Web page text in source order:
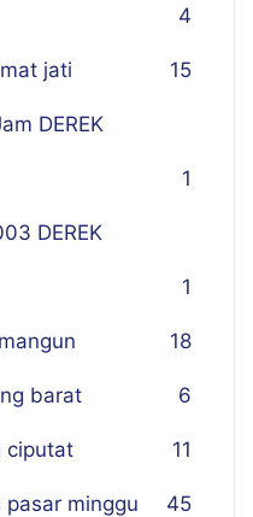
4
jati 15
DEREK
1
DEREK
1
18
barat 6
ciputat 11
minggu 45